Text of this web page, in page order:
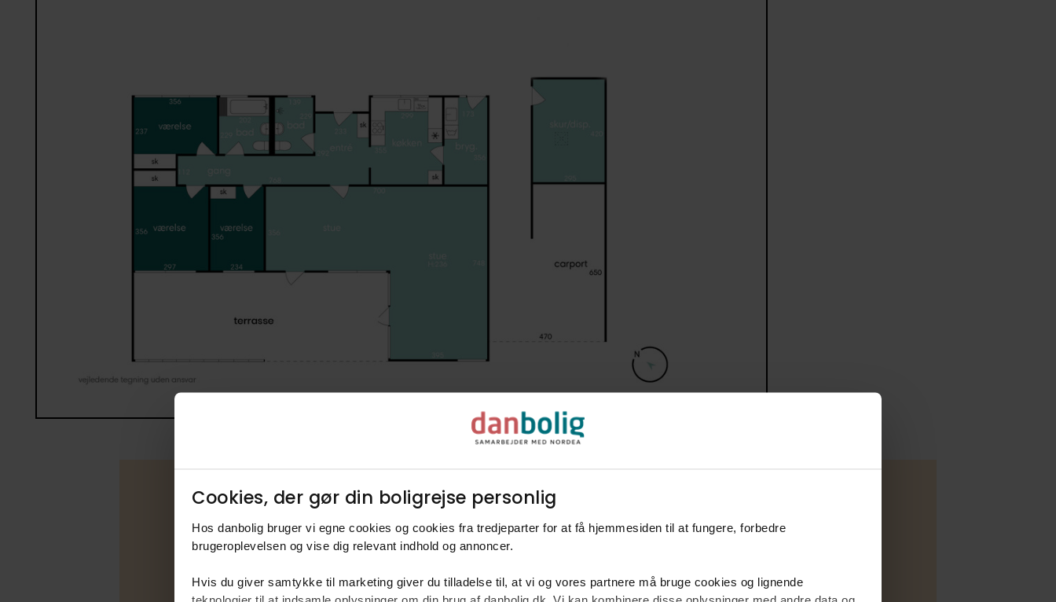
Cookies, der gør din boligrejse personlig​
Hos danbolig bruger vi egne cookies og cookies fra tredjeparter for at få hjemmesiden til at fungere, forbedre
brugeroplevelsen og vise dig relevant indhold og annoncer.​
Hvis du giver samtykke til marketing giver du tilladelse til, at vi og vores partnere må bruge cookies og lignende
Boligfakta
Udbudsform